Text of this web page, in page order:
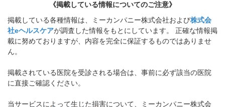
《掲載している情報についてのご注意》
掲載している各種情報は、ミーカンパニー株式会社および株式会
社eヘルスケアが調査した情報をもとにしています。 正確な情報掲
載に努めておりますが、内容を完全に保証するものではありませ
ん。
掲載されている医院を受診される場合は、事前に必ず該当の医院
に直接ご確認ください。
当サービスによって生じた損害について、ミーカンパニー株式会